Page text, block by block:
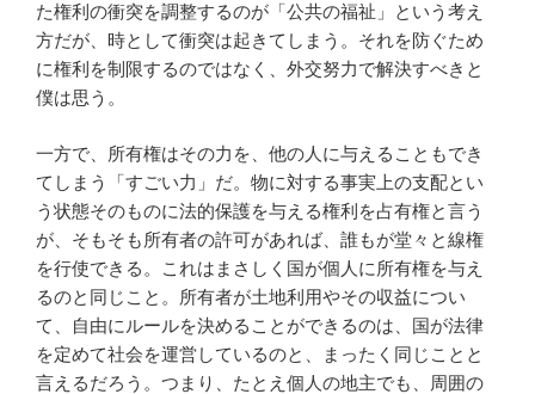
た権利の衝突を調整するのが「公共の福祉」という考え
方だが、時として衝突は起きてしまう。それを防ぐため
に権利を制限するのではなく、外交努力で解決すべきと
僕は思う。
一方で、所有権はその力を、他の人に与えることもでき
てしまう「すごい力」だ。物に対する事実上の支配とい
う状態そのものに法的保護を与える権利を占有権と言う
が、そもそも所有者の許可があれば、誰もが堂々と線権
を行使できる。これはまさしく国が個人に所有権を与え
るのと同じこと。所有者が土地利用やその収益につい
て、自由にルールを決めることができるのは、国が法律
を定めて社会を運営しているのと、まったく同じことと
言えるだろう。つまり、たとえ個人の地主でも、周囲の